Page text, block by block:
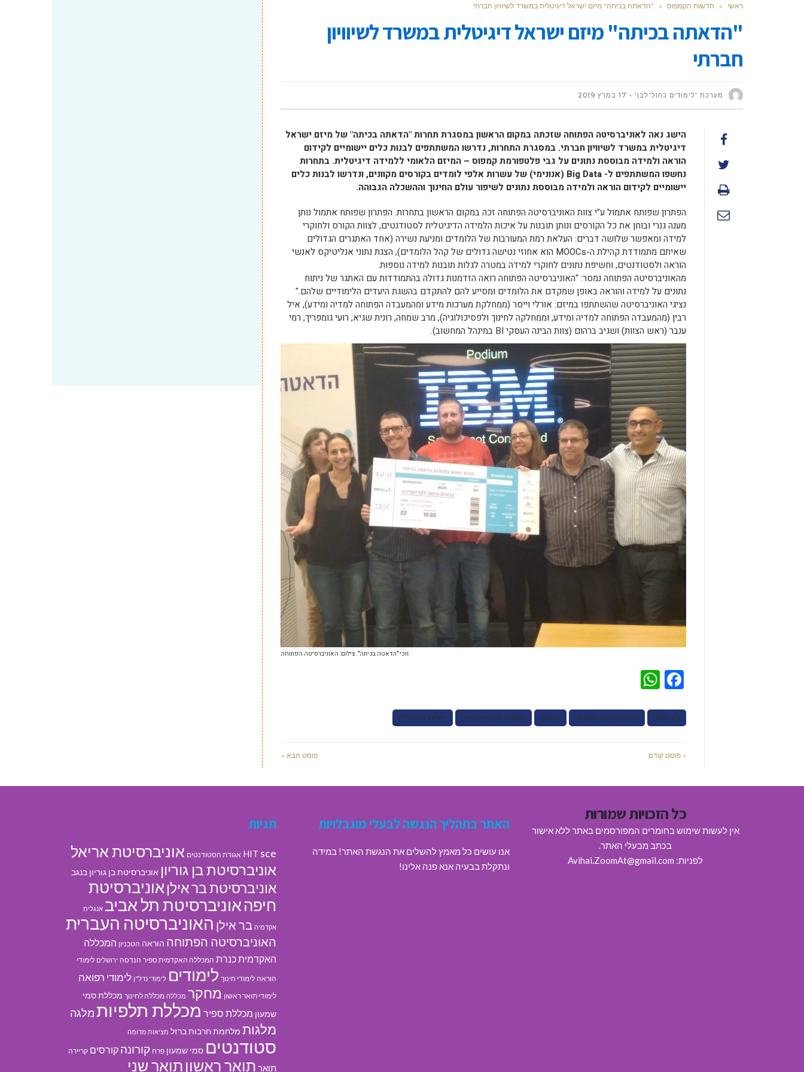
ראשי » חדשות הקמפוס » "הדאתה בכיתה" מיזם ישראל דיגיטלית במשרד לשיוויון חברתי
"הדאתה בכיתה" מיזם ישראל דיגיטלית במשרד לשיוויון
חברתי
מערכת 'לימודים כחול־לבן' 17 במרץ 2019
הישג נאה לאוניברסיטה הפתוחה שזכתה במקום הראשון במסגרת תחרות "הדאתה בכיתה" של מיזם ישראל
דיגיטלית במשרד לשיוויון חברתי.במסגרת התחרות, נדרשו המשתתפים לבנות כלים יישומיים לקידום
הוראה ולמידה מבוססת נתונים על גבי פלטפורמת קמפוס – המיזם הלאומי ללמידה דיגיטלית.בתחרות
נחשפו המשתתפים ל- Big Data (אנונימי) של עשרות אלפי לומדים בקורסים מקוונים, ונדרשו לבנות כלים
יישומיים לקידום הוראה ולמידה מבוססת נתונים לשיפור עולם החינוך וההשכלה הגבוהה.
הפתרון שפותח אתמול ע"י צוות האוניברסיטה הפתוחה זכה במקום הראשון בתחרות. הפתרון שפותח אתמול נותן
מענה גנרי ובוחן את כל הקורסים ונותן תובנות על איכות הלמידה הדיגיטלית לסטודנטים, לצוות הקורס ולחוקרי
למידה ומאפשר שלושה דברים: העלאת רמת המעורבות של הלומדים ומניעת נשירה (אחד האתגרים הגדולים
שאיתם מתמודדת קהילת ה-MOOCs הוא אחוזי נטישה גדולים של קהל הלומדים), הצגת נתוני אנליטיקס לאנשי
הוראה ולסטודנטים, וחשיפת נתונים לחוקרי למידה במטרה לגלות תובנות למידה נוספות.
מהאוניברסיטה הפתוחה נמסר: "האוניברסיטה הפתוחה רואה הזדמנות גדולה בהתמודדות עם האתגר של ניתוח
נתונים על למידה והוראה באופן שמקדם את הלומדים ומסייע להם להתקדם בהשגת היעדים הלימודיים שלהם."
נציגי האוניברסיטה שהשתתפו במיזם: אורלי וייסר (ממחלקת מערכות מידע ומהמעבדה הפתוחה למדיה ומידע), איל
רבין (מהמעבדה הפתוחה למדיה ומידע, וממחלקה לחינוך ולפסיכולוגיה), מרב שמחה, רונית שגיא, רועי גומפריך, רמי
ענבר (ראש הצוות) ושגיב ברהום (צוות הבינה העסקי BI במינהל המחשוב).
זוכי "הדאטה בכיתה". צילום: האוניברסיטה הפתוחה
Facebook
ביג דאטה האוניברסיטה הפתוחה הדאטה המשרד לשיויון חברתי ישראל דיגיטלית
« פוסט קודם פוסט הבא »
כל הזכויות שמורות
אין לעשות שימוש בחומרים המפורסמים באתר ללא אישור
בכתב מבעלי האתר.
לפניות: Avihai.ZoomAt@gmail.com
האתר בתהליך הנגשה לבעלי מוגבלויות
אנו עושים כל מאמץ להשלים את הנגשת האתר! במידה
ונתקלת בבעיה אנא פנה אלינו!
תגיות
HIT sce אגודת הסטודנטים אוניברסיטת אריאל
אוניברסיטת בן גוריון אוניברסיטת בן גוריון בנגב
אוניברסיטת בר אילן אוניברסיטת
חיפהאוניברסיטת תל אביב אנגלית
אקדמיה בר אילן האוניברסיטה העברית
האוניברסיטה הפתוחה הוראה הטכניון המכללה
האקדמית כנרת המכללה האקדמית ספיר הנדסה ירושלים לימודי
הוראה לימודי חינוך לימודים לימודי נדל"ן לימודי רפואה
לימודי תואר ראשון מחקר מכללה מכללה לחינוך מכללת סמי
שמעון מכללת ספיר מכללת תלפיותמלגה
מלגות מלחמת חרבות ברזל מציאות מדומה
סטודנטים סמי שמעון פרח קורונה קורסים קריירה
תואר תואר ראשון תואר שני